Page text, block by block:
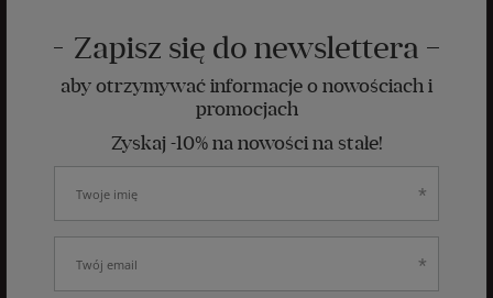
Zapisz się do newslettera
aby otrzymywać informacje o nowościach i
promocjach
Zyskaj -10% na nowości na stałe!